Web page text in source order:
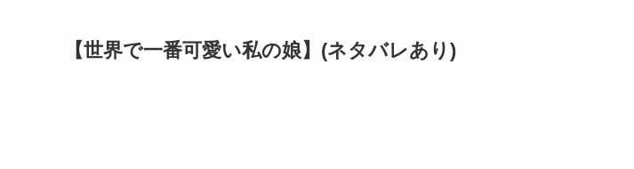
【世界で一番可愛い私の娘】(ネタバレあり)